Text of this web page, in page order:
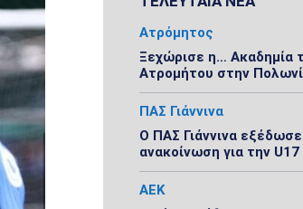
Ατρόμητος
Ξεχώρισε η… Ακαδημία
Ατρομήτου στην
ΠΑΣ Γιάννινα
Ο ΠΑΣ Γιάννινα εξέδωσε
ανακοίνωση για την U17
ΑΕΚ